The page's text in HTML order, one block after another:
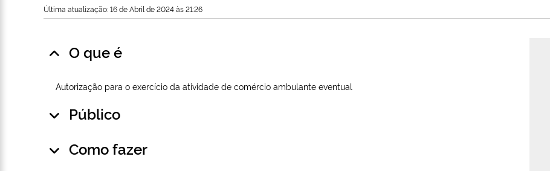
Última atualização: 16 de Abril de 2024 às 21:26
O que é
Autorização para o exercício da atividade de comércio ambulante eventual
Público
Como fazer